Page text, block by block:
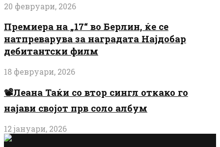
20 февруари, 2026
Премиера на „17“ во Берлин, ќе се
натпреварува за наградата Најдобар
дебитантски филм
18 февруари, 2026
📽️Леана Таќи со втор сингл откако го
најави својот прв соло албум
12 јануари, 2026